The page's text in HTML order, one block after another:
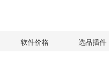
软件价格 选品插件